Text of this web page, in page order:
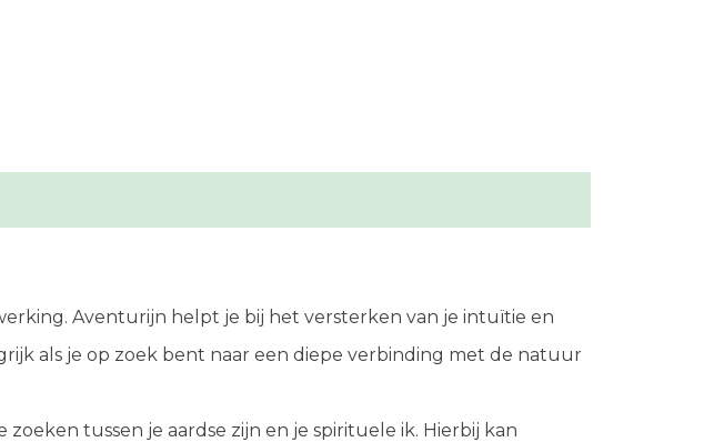
Aventurijn helpt je bij het versterken van je intuïtie en
als je op zoek bent naar een diepe verbinding met de natuur
tussen je aardse zijn en je spirituele ik. Hierbij kan